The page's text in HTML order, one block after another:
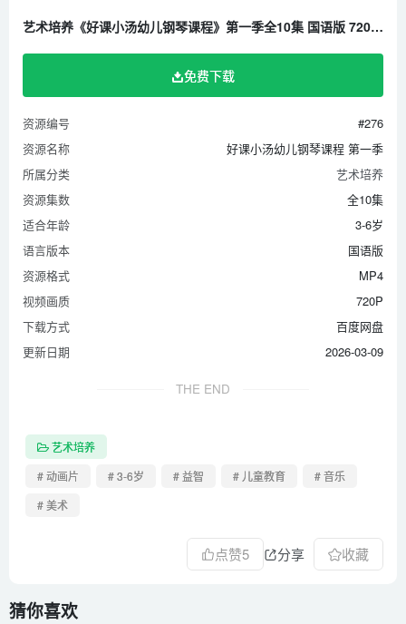
艺术培养《好课小汤幼儿钢琴课程》第一季全10集 国语版 720P/MP4/235.5M 百度云网盘下载
免费下载
资源编号
#276
资源名称
好课小汤幼儿钢琴课程 第一季
所属分类
艺术培养
资源集数
全10集
适合年龄
3-6岁
语言版本
国语版
资源格式
MP4
视频画质
720P
下载方式
百度网盘
更新日期
2026-03-09
THE END
艺术培养
# 动画片
# 3-6岁 # 益智 # 儿童教育
# 音乐
# 美术
点赞5 分享 收藏
猜你喜欢